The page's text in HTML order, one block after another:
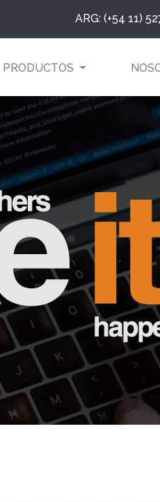
ARG: (+54 11)
PRODUCTOS